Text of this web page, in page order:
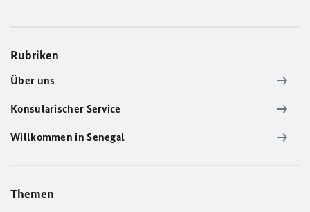
Rubriken
Über uns
Konsularischer Service
Willkommen in Senegal
Themen